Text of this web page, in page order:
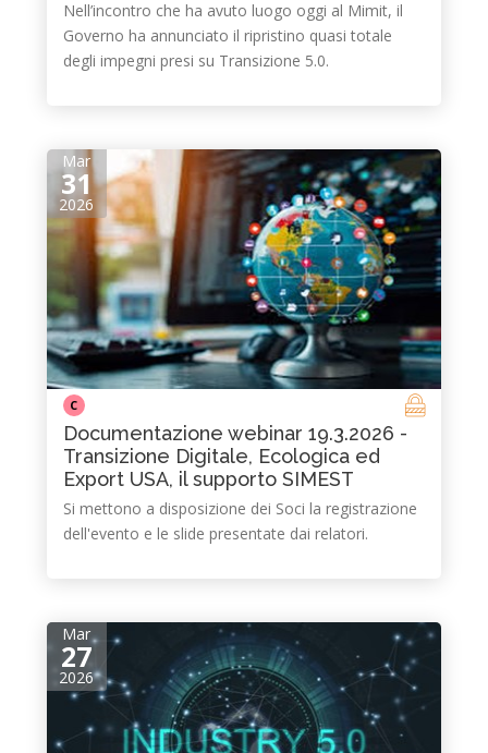
Nell’incontro che ha avuto luogo oggi al Mimit, il
Governo ha annunciato il ripristino quasi totale
degli impegni presi su Transizione 5.0.
Mar
31
2026
C
Documentazione webinar 19.3.2026 -
Transizione Digitale, Ecologica ed
Export USA, il supporto SIMEST
Si mettono a disposizione dei Soci la registrazione
dell'evento e le slide presentate dai relatori.
Mar
27
2026